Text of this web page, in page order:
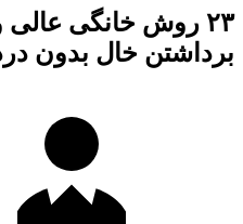
۲۳ روش خانگی
برداشتن خال بدون